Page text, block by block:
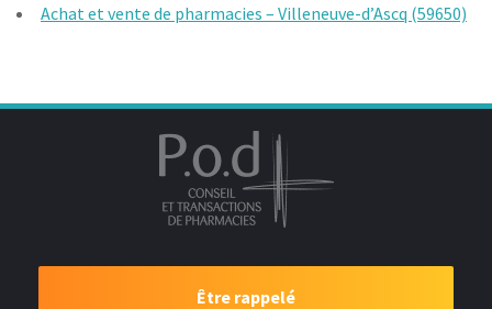
Achat et vente de pharmacies – Villeneuve-d’Ascq (59650)
Être rappelé